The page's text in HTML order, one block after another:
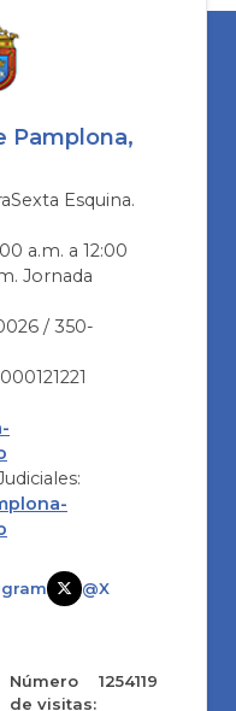
Pamplona,
Esquina.
a.m. a 12:00
Jornada
/ 350-
@X
Número
de visitas:
1254119